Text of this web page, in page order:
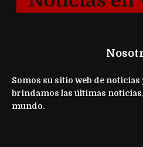
Somos su sitio web de
brindamos las últimas noticias,
mundo.